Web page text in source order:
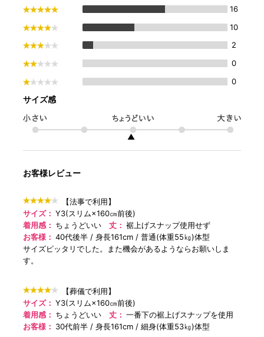
16
10
2
0
0
サイズ感
▲
お客様レビュー
【法事で利用】
サイズ：Y3(スリム×160㎝前後)
着用感： ちょうどいい 丈：裾上げスナップ使用せず
お客様：40代後半 身長161cm
普通(体重55㎏)体型
サイズピッタリでした。また機会があるようならお願いしま
す。
【葬儀で利用】
サイズ：Y3(スリム×160㎝前後)
着用感： ちょうどいい 丈：一番下の裾上げスナップを使用
お客様： 30代前半 身長161cm 細身(体重53㎏)体型